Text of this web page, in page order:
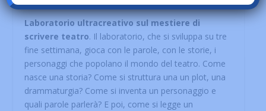
Laboratorio ultracreativo sul mestiere di
scrivere teatro. Il laboratorio, che si sviluppa su tre
fine settimana, gioca con le parole, con le storie, i
personaggi che popolano il mondo del teatro. Come
nasce una storia? Come si struttura una un plot, una
drammaturgia? Come si inventa un personaggio e
quali parole parlerà? E poi, come si legge un